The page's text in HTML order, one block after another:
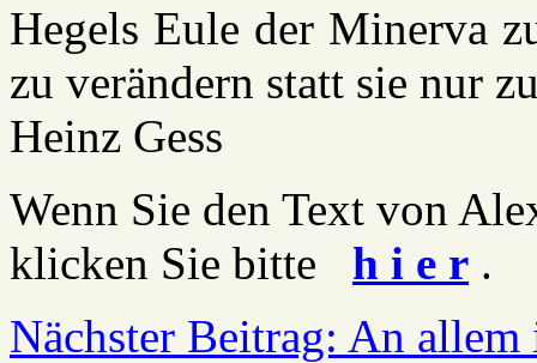
Hegels Eule der Minerva
zu verändern statt sie nur
Heinz Gess
Wenn Sie den Text von
klicken Sie bitte
h i e r .
Nächster Beitrag: An